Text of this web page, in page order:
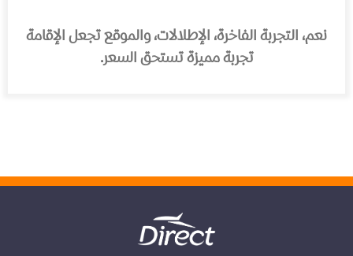
نعم، التجربة الفاخرة، الإطلالات، والموقع تجعل الإقامة
تجربة مميزة تستحق السعر.